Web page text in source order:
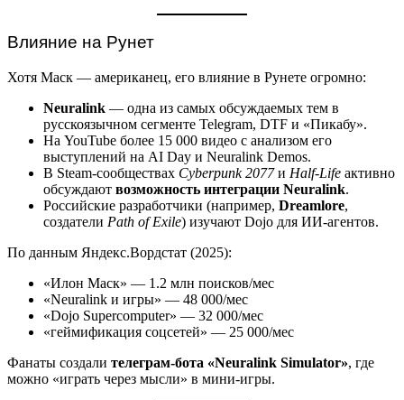
Влияние на Рунет
Хотя Маск — американец, его влияние в Рунете огромно:
Neuralink — одна из самых обсуждаемых тем в
русскоязычном сегменте Telegram, DTF и «Пикабу».
На YouTube более 15 000 видео с анализом его
выступлений на AI Day и Neuralink Demos.
В Steam-сообществах Cyberpunk 2077и Half-Life активно
обсуждают возможность интеграции Neuralink.
Российские разработчики (например, Dreamlore,
создатели Path of Exile) изучают Dojo для ИИ-агентов.
По данным Яндекс.Вордстат (2025):
«Илон Маск» — 1.2 млн поисков/мес
«Neuralink и игры» — 48 000/мес
«Dojo Supercomputer» — 32 000/мес
«геймификация соцсетей» — 25 000/мес
Фанаты создали телеграм-бота «Neuralink Simulator», где
можно «играть через мысли» в мини-игры.